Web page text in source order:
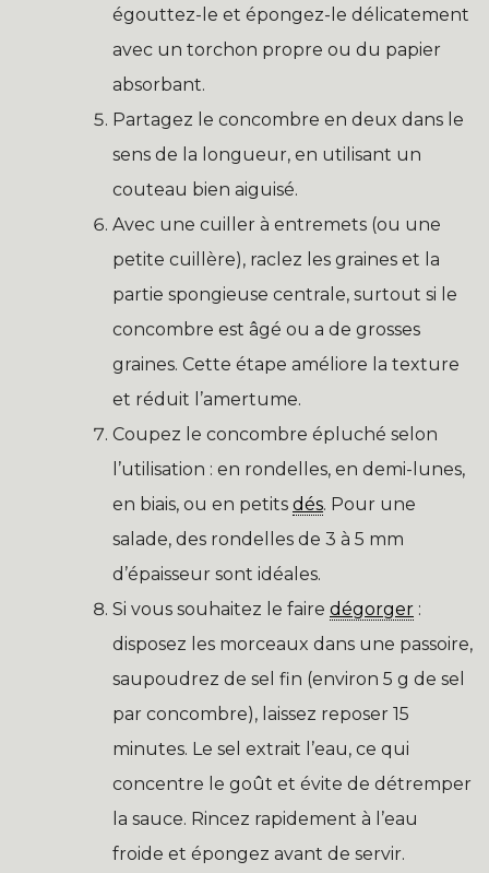
égouttez-le et épongez-le délicatement
avec un torchon propre ou du papier
absorbant.
Partagez le concombre en deux dans le
sens de la longueur, en utilisant un
couteau bien aiguisé.
Avec une cuiller à entremets (ou une
petite cuillère), raclez les graines et la
partie spongieuse centrale, surtout si le
concombre est âgé ou a de grosses
graines. Cette étape améliore la texture
et réduit l’amertume.
Coupez le concombre épluché selon
l’utilisation : en rondelles, en demi-lunes,
en biais, ou en petits dés. Pour une
salade, des rondelles de 3 à 5 mm
d’épaisseur sont idéales.
Si vous souhaitez le faire dégorger :
disposez les morceaux dans une passoire,
saupoudrez de sel fin (environ 5 g de sel
par concombre), laissez reposer 15
minutes. Le sel extrait l’eau, ce qui
concentre le goût et évite de détremper
la sauce. Rincez rapidement à l’eau
froide et épongez avant de servir.